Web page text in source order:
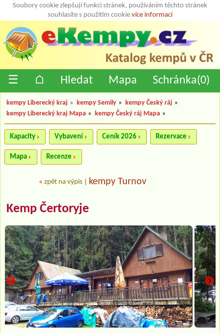
Soubory cookie zlepšují funkci stránek, používáním těchto stránek
souhlasíte s použitím cookie více informací
☰ ⌂ Hledat Mapa Schránka(0)
kempy Liberecký kraj » kempy Semily » kempy Český ráj »
kempy Liberecký kraj Mapa » kempy Český ráj Mapa »
Kapacity Vybavení Ceník 2026 Rezervace
Mapa Recenze
« zpět na výpis kempy Turnov
Kemp Čertoryje